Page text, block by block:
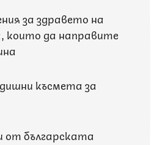
за здравето на
които да направите
късмета за
от българската